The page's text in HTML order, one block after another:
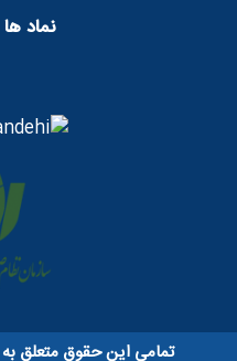
نماد
تمامی این حقوق متعلق